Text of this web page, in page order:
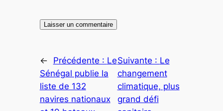
← Précédente : Le
Sénégal publie la
liste de 132
navires nationaux
Suivante : Le
changement
climatique, plus
grand défi